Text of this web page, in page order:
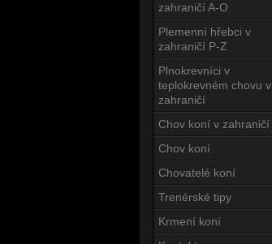
zahraničí A-O
Plemenní hřebci v
zahraničí P-Z
Plnokrevníci v
teplokrevném chovu v
zahraničí
Chov koní v zahraničí
Chov koní
Chovatelé koní
Trenérské tipy
Krmení koní